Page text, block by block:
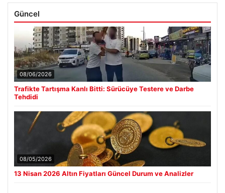
Güncel
08/06/2026
Trafikte Tartışma Kanlı Bitti: Sürücüye Testere ve Darbe
Tehdidi
08/05/2026
13 Nisan 2026 Altın Fiyatları Güncel Durum ve Analizler